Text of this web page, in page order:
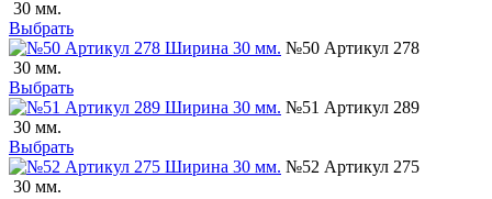
30 мм.
Выбрать
№50 Артикул 278
30 мм.
Выбрать
№51 Артикул 289
30 мм.
Выбрать
№52 Артикул 275
30 мм.